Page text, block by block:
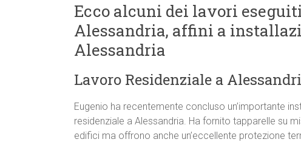
Ecco alcuni dei lavori
Alessandria, affini a
Alessandria
Lavoro Residenziale a
Eugenio ha recentemente concluso un’importante
residenziale a Alessandria. Ha fornito tapparelle su
edifici ma offrono anche un’eccellente protezione